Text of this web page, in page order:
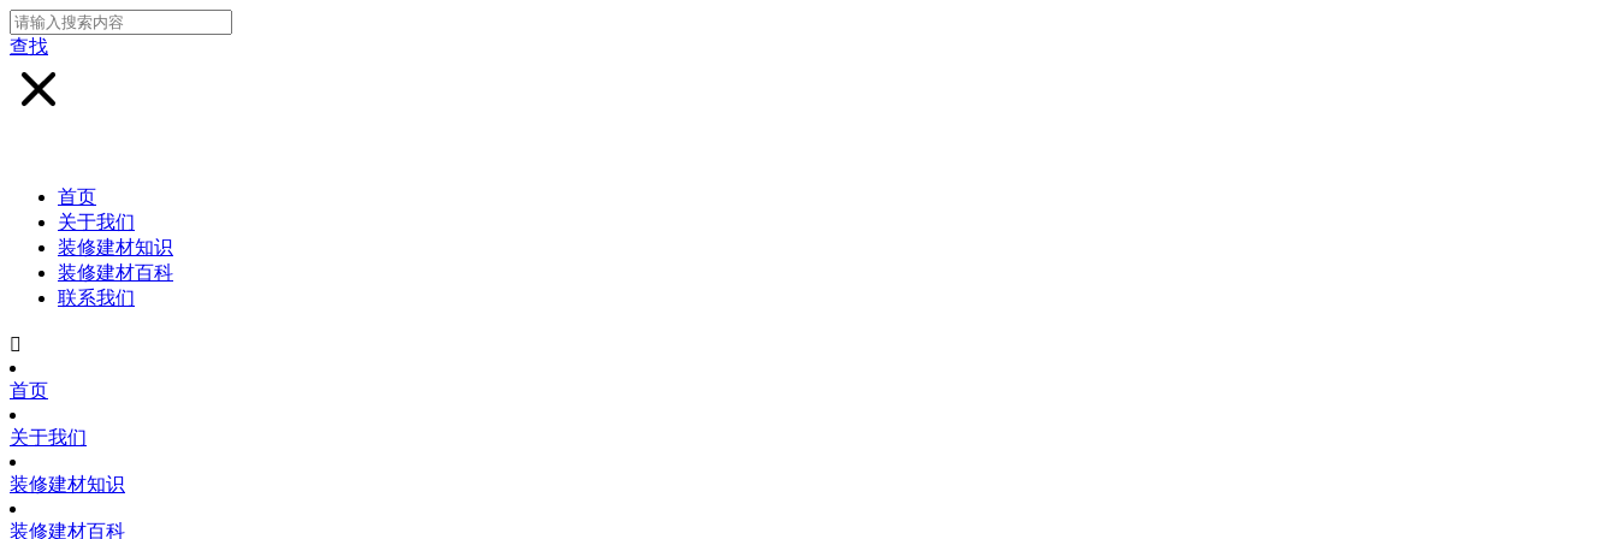
查找
首页
关于我们
装修建材知识
装修建材百科
联系我们

首页
关于我们
装修建材知识
装修建材百科